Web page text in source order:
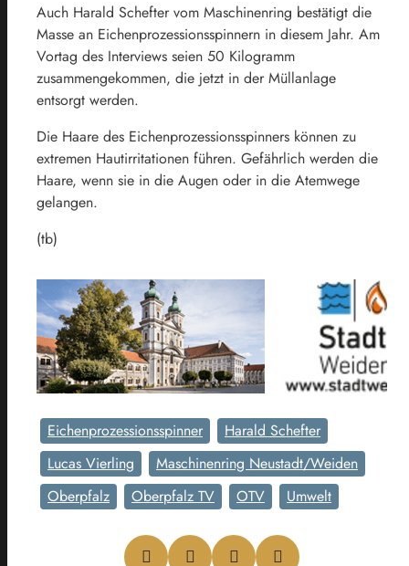
Auch Harald Schefter vom Maschinenring bestätigt die
Masse an Eichenprozessionsspinnern in diesem Jahr. Am
Vortag des Interviews seien 50 Kilogramm
zusammengekommen, die jetzt in der Müllanlage
entsorgt werden.
Die Haare des Eichenprozessionsspinners können zu
extremen Hautirritationen führen. Gefährlich werden die
Haare, wenn sie in die Augen oder in die Atemwege
gelangen.
(tb)
Eichenprozessionsspinner
Harald Schefter
Lucas Vierling
Maschinenring Neustadt/Weiden
Oberpfalz
Oberpfalz TV OTV Umwelt